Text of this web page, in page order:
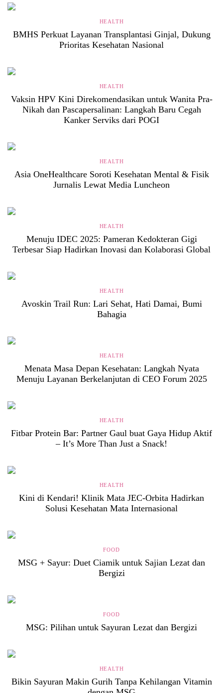
HEALTH
BMHS Perkuat Layanan Transplantasi Ginjal, Dukung
Prioritas Kesehatan Nasional
HEALTH
Vaksin HPV Kini Direkomendasikan untuk Wanita Pra-
Nikah dan Pascapersalinan: Langkah Baru Cegah
Kanker Serviks dari POGI
HEALTH
Asia OneHealthcare Soroti Kesehatan Mental & Fisik
Jurnalis Lewat Media Luncheon
HEALTH
Menuju IDEC 2025: Pameran Kedokteran Gigi
Terbesar Siap Hadirkan Inovasi dan Kolaborasi Global
HEALTH
Avoskin Trail Run: Lari Sehat, Hati Damai, Bumi
Bahagia
HEALTH
Menata Masa Depan Kesehatan: Langkah Nyata
Menuju Layanan Berkelanjutan di CEO Forum 2025
HEALTH
Fitbar Protein Bar: Partner Gaul buat Gaya Hidup Aktif
– It’s More Than Just a Snack!
HEALTH
Kini di Kendari! Klinik Mata JEC-Orbita Hadirkan
Solusi Kesehatan Mata Internasional
FOOD
MSG + Sayur: Duet Ciamik untuk Sajian Lezat dan
Bergizi
FOOD
MSG: Pilihan untuk Sayuran Lezat dan Bergizi
HEALTH
Bikin Sayuran Makin Gurih Tanpa Kehilangan Vitamin